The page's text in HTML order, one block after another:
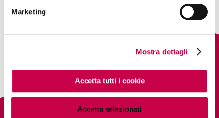
Marketing
Mostra dettagli
Accetta tutti i cookie
Accetta selezionati